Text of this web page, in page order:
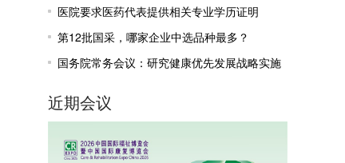
万美元里程碑付款
医院要求医药代表提供相关专业学历证明
第12批国采，哪家企业中选品种最多？
国务院常务会议：研究健康优先发展战略实施
近期会议